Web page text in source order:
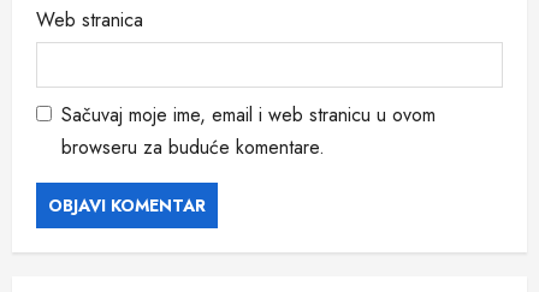
Web stranica
Sačuvaj moje ime, email i web stranicu u ovom
browseru za buduće komentare.